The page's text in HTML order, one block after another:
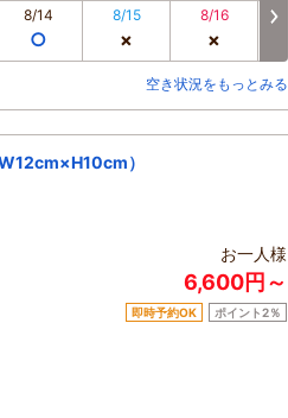
8/14
○
8/15
×
8/16
×
空き状況をもっとみる
）
お一人様
6,600円～
即時予約OK ポイント2％